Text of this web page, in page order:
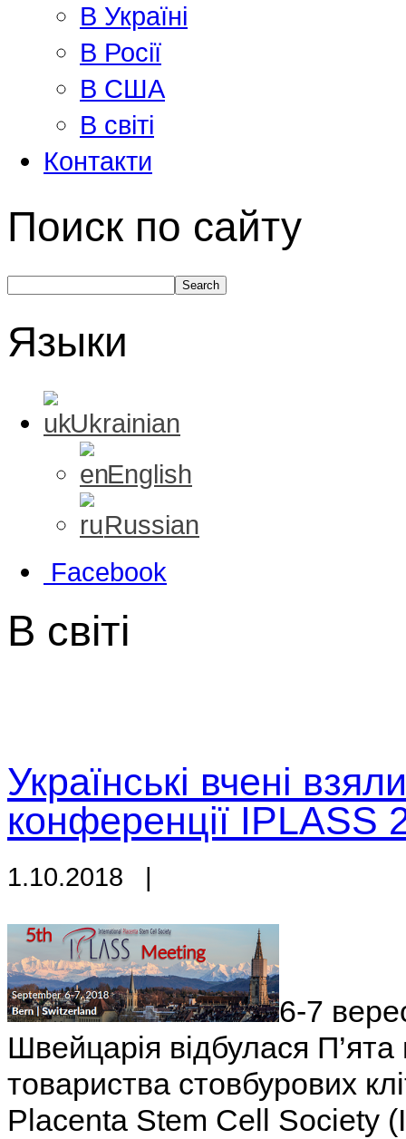
В Україні
В Росії
В США
В світі
Контакти
Поиск по сайту
Языки
Ukrainian
English
Russian
Facebook
В світі
Українські вчені
конференції IPLASS
1.10.2018 |
6-7
Швейцарія відбулася
товариства стовбурових
Placenta Stem Cell Society